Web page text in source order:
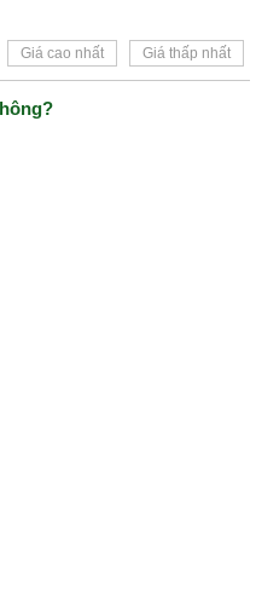
Giá cao nhất Giá thấp nhất